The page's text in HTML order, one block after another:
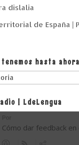
dislalia
de España |
hasta ahora
| LdeLengua